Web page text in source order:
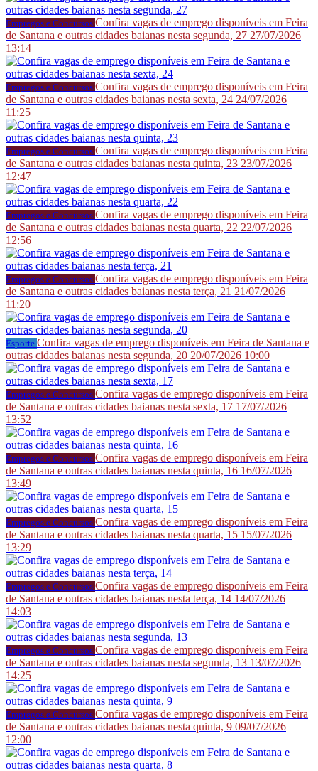
Empregos e Concursos Confira vagas de emprego disponíveis em Feira
de Santana e outras cidades baianas nesta segunda, 27 27/07/2026
13:14
Empregos e Concursos Confira vagas de emprego disponíveis em Feira
de Santana e outras cidades baianas nesta sexta, 24 24/07/2026
11:25
Empregos e Concursos Confira vagas de emprego disponíveis em Feira
de Santana e outras cidades baianas nesta quinta, 23 23/07/2026
12:47
Empregos e Concursos Confira vagas de emprego disponíveis em Feira
de Santana e outras cidades baianas nesta quarta, 22 22/07/2026
12:56
Empregos e Concursos Confira vagas de emprego disponíveis em Feira
de Santana e outras cidades baianas nesta terça, 21 21/07/2026
11:20
Esporte Confira vagas de emprego disponíveis em Feira de Santana e
outras cidades baianas nesta segunda, 20 20/07/2026 10:00
Empregos e Concursos Confira vagas de emprego disponíveis em Feira
de Santana e outras cidades baianas nesta sexta, 17 17/07/2026
13:52
Empregos e Concursos Confira vagas de emprego disponíveis em Feira
de Santana e outras cidades baianas nesta quinta, 16 16/07/2026
13:49
Empregos e Concursos Confira vagas de emprego disponíveis em Feira
de Santana e outras cidades baianas nesta quarta, 15 15/07/2026
13:29
Empregos e Concursos Confira vagas de emprego disponíveis em Feira
de Santana e outras cidades baianas nesta terça, 14 14/07/2026
14:03
Empregos e Concursos Confira vagas de emprego disponíveis em Feira
de Santana e outras cidades baianas nesta segunda, 13 13/07/2026
14:25
Empregos e Concursos Confira vagas de emprego disponíveis em Feira
de Santana e outras cidades baianas nesta quinta, 9 09/07/2026
12:00